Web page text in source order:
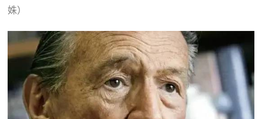
姝）